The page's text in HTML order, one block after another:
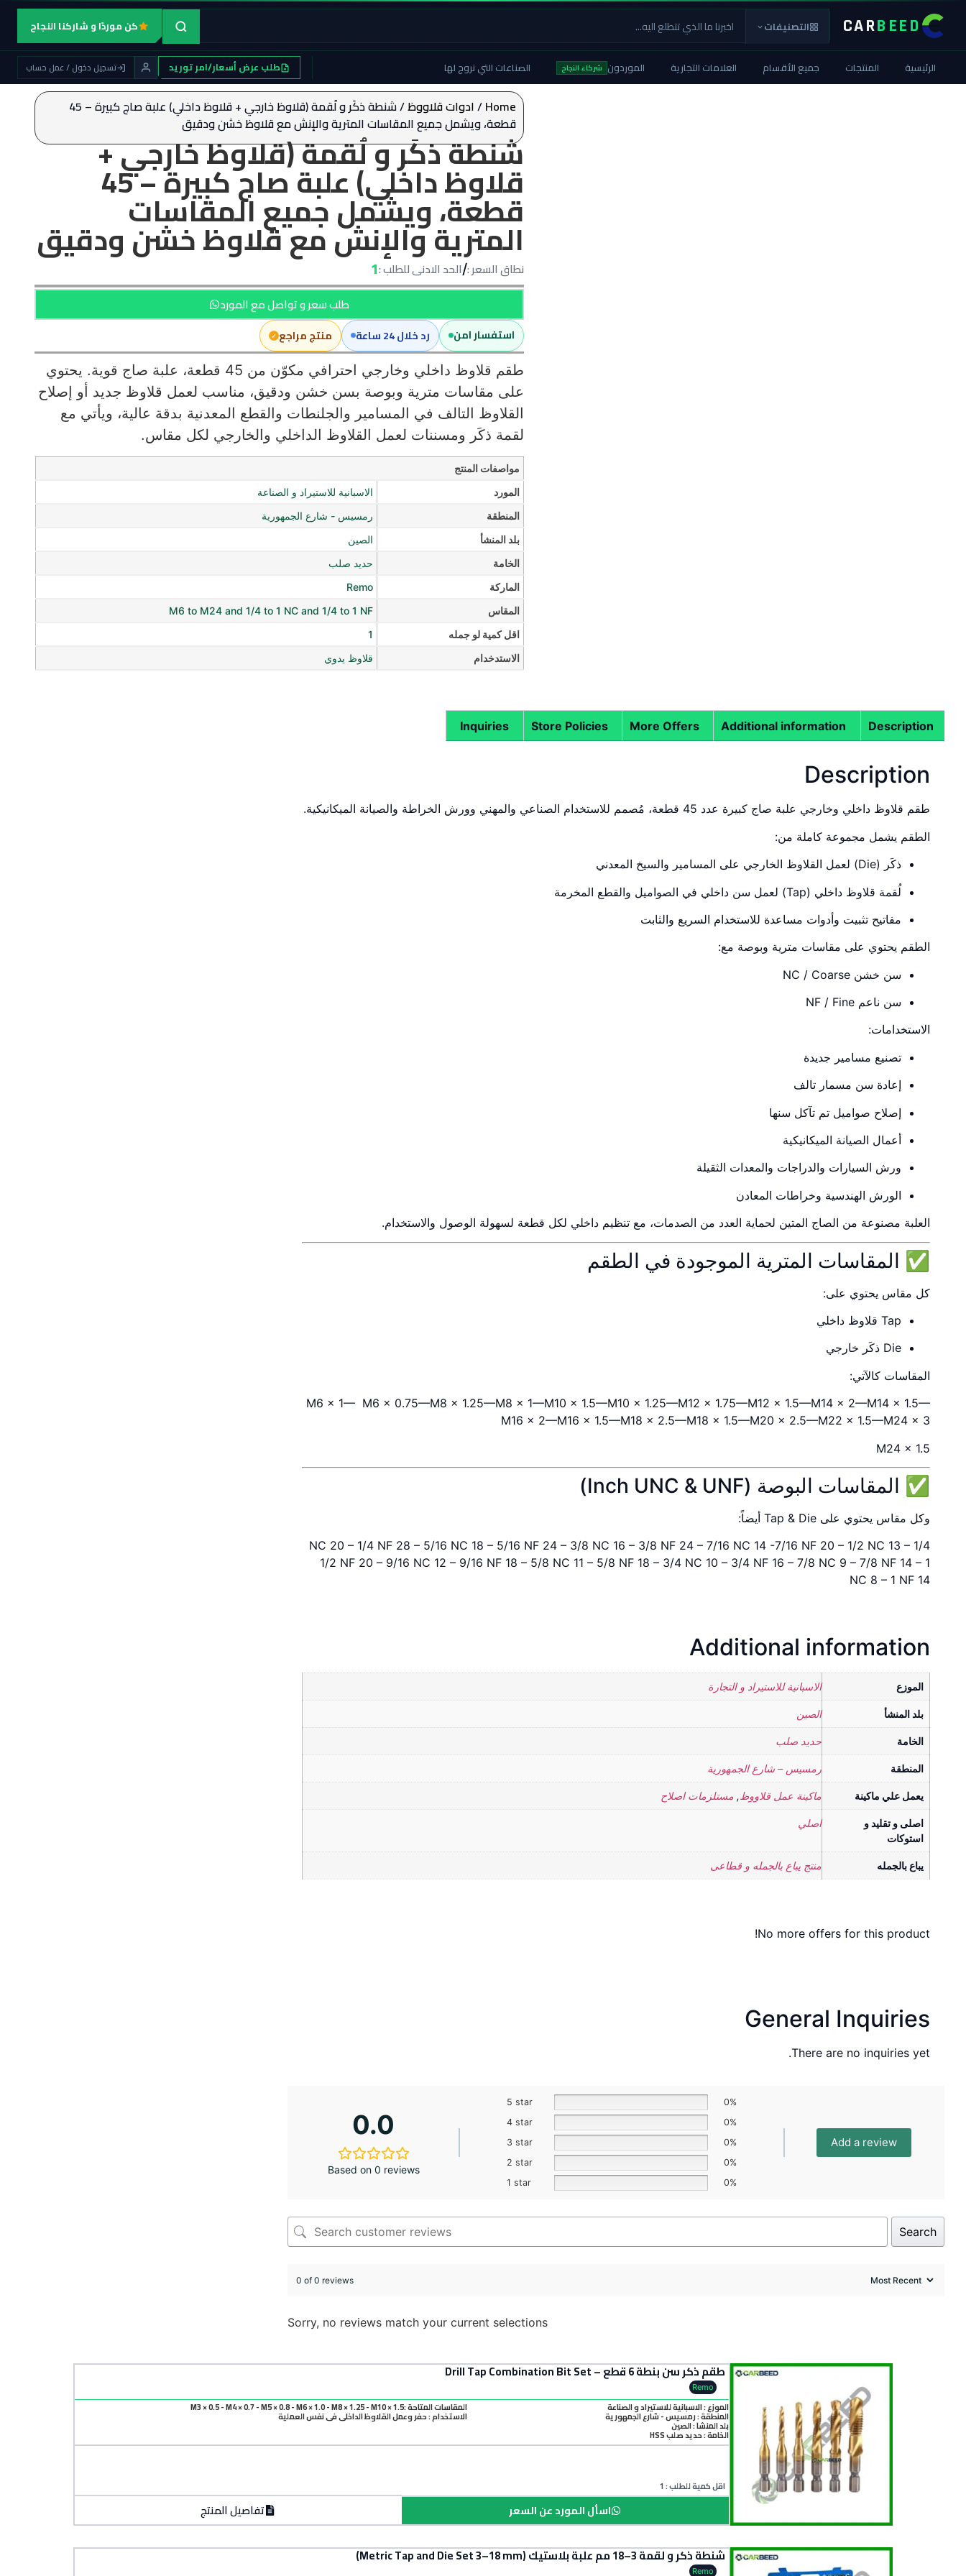
CARBEED التصنيفات كن موردًا و شاركنا النجاح
الرئيسية المنتجات جميع الأقسام العلامات التجارية الموردون شركاء النجاح الصناعات التي نروج لها طلب عرض أسعار/امر توريد تسجيل دخول / عمل حساب
Home
/ادوات قلاووظ
/ شنطة ذكَر و لُقمة (قلاوظ خارجي + قلاوظ داخلي) علبة صاج كبيرة – 45
قطعة، ويشمل جميع المقاسات المترية والإنش مع قلاوظ خشن ودقيق
شنطة ذكَر و لُقمة (قلاوظ خارجي +
قلاوظ داخلي) علبة صاج كبيرة – 45
قطعة، ويشمل جميع المقاسات
المترية والإنش مع قلاوظ خشن ودقيق
نطاق السعر :/الحد الادنى للطلب :1
طلب سعر و تواصل مع المورد
استفسار امن رد خلال 24 ساعة منتج مراجع
طقم قلاوظ داخلي وخارجي احترافي مكوّن من 45 قطعة، علبة صاج قوية. يحتوي
على مقاسات مترية وبوصة بسن خشن ودقيق، مناسب لعمل قلاوظ جديد أو إصلاح
القلاوظ التالف في المسامير والجلنطات والقطع المعدنية بدقة عالية، ويأتي مع
لقمة ذكَر ومسننات لعمل القلاوظ الداخلي والخارجي لكل مقاس.
مواصفات المنتج
المورد
الاسبانية للاستيراد و الصناعة
المنطقة
رمسيس - شارع الجمهورية
بلد المنشأ
الصين
الخامة
حديد صلب
الماركة
Remo
المقاس
M6 to M24 and 1/4 to 1 NC and 1/4 to 1 NF
اقل كمية لو جمله
1
الاستدخدام
قلاوظ يدوي
Description
Additional information
More Offers
Store Policies
Inquiries
Description
طقم قلاوظ داخلي وخارجي علبة صاج كبيرة عدد 45 قطعة، مُصمم للاستخدام الصناعي والمهني وورش الخراطة والصيانة الميكانيكية.
الطقم يشمل مجموعة كاملة من:
ذكَر (Die) لعمل القلاوظ الخارجي على المسامير والسيخ المعدني
لُقمة قلاوظ داخلي (Tap) لعمل سن داخلي في الصواميل والقطع المخرمة
مفاتيح تثبيت وأدوات مساعدة للاستخدام السريع والثابت
الطقم يحتوي على مقاسات مترية وبوصة مع:
سن خشن NC / Coarse
سن ناعم NF / Fine
الاستخدامات:
تصنيع مسامير جديدة
إعادة سن مسمار تالف
إصلاح صواميل تم تآكل سنها
أعمال الصيانة الميكانيكية
ورش السيارات والدراجات والمعدات الثقيلة
الورش الهندسية وخراطات المعادن
العلبة مصنوعة من الصاج المتين لحماية العدد من الصدمات، مع تنظيم داخلي لكل قطعة لسهولة الوصول والاستخدام.
✅ المقاسات المترية الموجودة في الطقم
كل مقاس يحتوي على:
Tap قلاوظ داخلي
Die ذكَر خارجي
المقاسات كالآتي:
M6 × 1— M6 × 0.75—M8 × 1.25—M8 × 1—M10 × 1.5—M10 × 1.25—M12 × 1.75—M12 × 1.5—M14 × 2—M14 × 1.5—
M16 × 2—M16 × 1.5—M18 × 2.5—M18 × 1.5—M20 × 2.5—M22 × 1.5—M24 × 3
M24 × 1.5
✅ المقاسات البوصة (Inch UNC & UNF)
وكل مقاس يحتوي على Tap & Die أيضاً:
1/4 NC 20 – 1/4 NF 28 – 5/16 NC 18 – 5/16 NF 24 – 3/8 NC 16 – 3/8 NF 24 – 7/16 NC 14 -7/16 NF 20 – 1/2 NC 13 –
1/2 NF 20 – 9/16 NC 12 – 9/16 NF 18 – 5/8 NC 11 – 5/8 NF 18 – 3/4 NC 10 – 3/4 NF 16 – 7/8 NC 9 – 7/8 NF 14 – 1
NC 8 – 1 NF 14
Additional information
الموزع الاسبانية للاستيراد و التجارة
بلد المنشأ الصين
الخامة حديد صلب
المنطقة رمسيس – شارع الجمهورية
يعمل علي ماكينة ماكينة عمل قلاووظ, مستلزمات اصلاح
اصلى و تقليد و
استوكات
اصلي
يباع بالجمله منتج يباع بالجمله و قطاعى
No more offers for this product!
General Inquiries
There are no inquiries yet.
0.0
Based on 0 reviews
5 star
0%
4 star
0%
3 star
0%
2 star
0%
1 star
0%
Add a review
Search
0 of 0 reviews
Sorry, no reviews match your current selections
طقم ذكر سن بنطة 6 قطع – Drill Tap Combination Bit Set
Remo
الموزع : الاسبانية للاستيراد و الصناعة
المنطقة :رمسيس - شارع الجمهورية
بلد المنشأ :الصين
الخامة :حديد صلب HSS
المقاسات المتاحة :M3 × 0.5 - M4 × 0.7 - M5 × 0.8 - M6 × 1.0 - M8 × 1.25 - M10 × 1.5
الاستخدام : حفر وعمل القلاوظ الداخلي في نفس العملية
اقل كمية للطلب : 1
تفاصيل المنتج اسأل المورد عن السعر
شنطة ذكر و لقمة 3–18 مم علبة بلاستيك (Metric Tap and Die Set 3–18 mm)
Remo